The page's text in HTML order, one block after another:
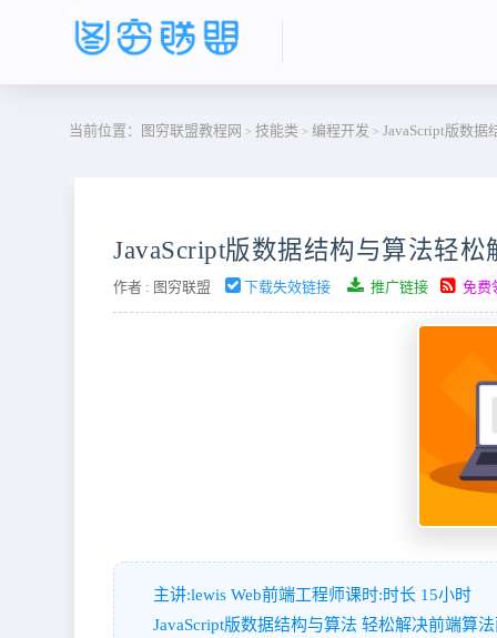
当前位置： 图穷联盟教程网 > 技能类 > 编程开发 > JavaScript版数据
JavaScript版数据结构与算法轻
作者 : 图穷联盟 下载失效链接 推广链接 免费
主讲:lewis Web前端工程师课时:时长 15小时
JavaScript版数据结构与算法 轻松解决前端算